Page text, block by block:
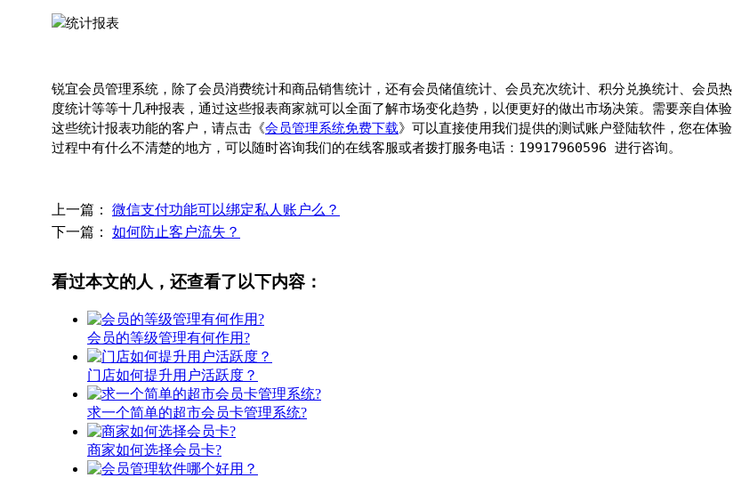
锐宜会员管理系统，除了会员消费统计和商品销售统计，还有会员储值统计、会员充次统计、积分兑换统计、会员热
度统计等等十几种报表，通过这些报表商家就可以全面了解市场变化趋势，以便更好的做出市场决策。需要亲自体验
这些统计报表功能的客户，请点击《会员管理系统免费下载》可以直接使用我们提供的测试账户登陆软件，您在体验
过程中有什么不清楚的地方，可以随时咨询我们的在线客服或者拨打服务电话：19917960596 进行咨询。
上一篇： 微信支付功能可以绑定私人账户么？
下一篇： 如何防止客户流失？
看过本文的人，还查看了以下内容：
会员的等级管理有何作用?
门店如何提升用户活跃度？
求一个简单的超市会员卡管理系统?
商家如何选择会员卡?